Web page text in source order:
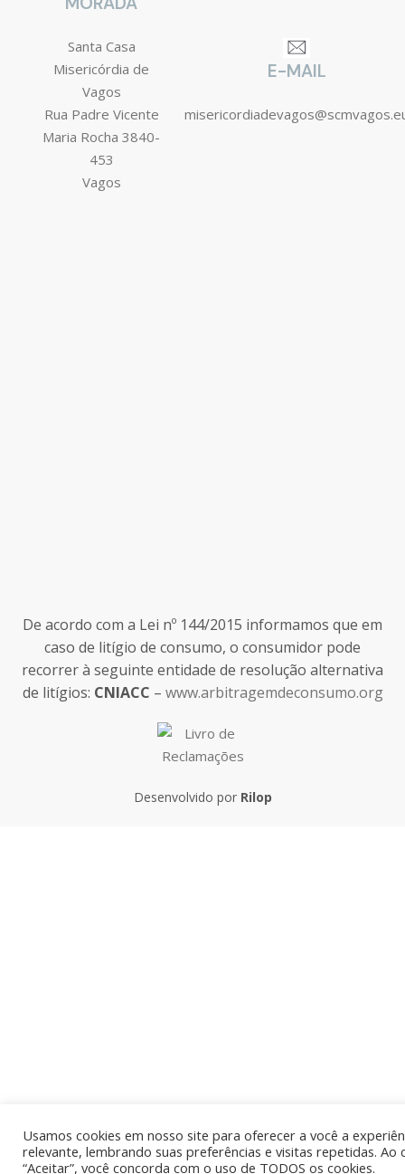
Usamos cookies em nosso site para oferecer a você a
relevante, lembrando suas preferências e visitas repetidas. Ao
“Aceitar”, você concorda com o uso de TODOS os cookies.
Santa Casa
Misericórdia de
Vagos
Rua Padre Vicente
Maria Rocha 3840-
453
Vagos
E-MAIL
De acordo com a Lei nº 144/2015 informamos que em
caso de litígio de consumo, o consumidor pode
recorrer à seguinte entidade de resolução alternativa
de litígios: CNIACC – www.arbitragemdeconsumo.org
Desenvolvido por Rilop